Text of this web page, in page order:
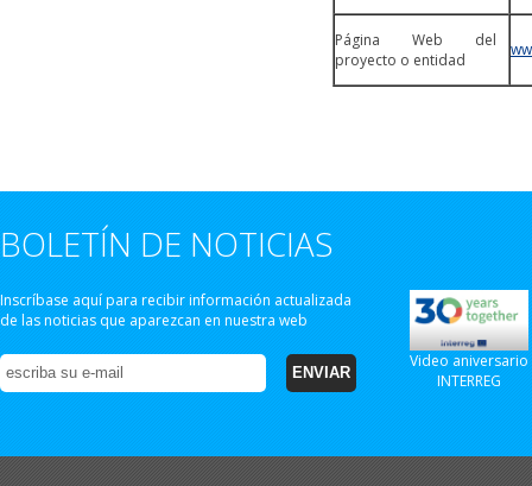
Página Web del
proyecto o entidad
BOLETÍN DE NOTICIAS
Inscríbase aquí para recibir información actualizada
de las noticias que aparezcan en nuestra web
Video aniversario
INTERREG